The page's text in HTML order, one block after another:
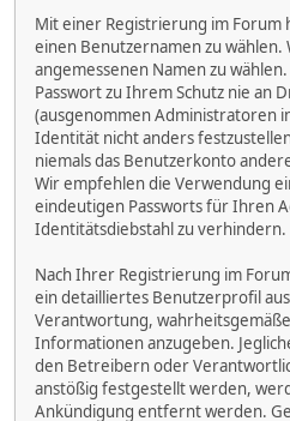
Mit einer Registrierung im Forum
einen Benutzernamen zu
angemessenen Namen zu
Passwort zu Ihrem Schutz nie an
(ausgenommen Administratoren
Identität nicht anders
niemals das Benutzerkonto
Wir empfehlen die Verwendung
eindeutigen Passworts für Ihren
Identitätsdiebstahl zu verhindern.
Nach Ihrer Registrierung im
ein detailliertes Benutzerprofil
Verantwortung,
Informationen anzugeben.
den Betreibern oder
anstößig festgestellt werden,
Ankündigung entfernt werden.